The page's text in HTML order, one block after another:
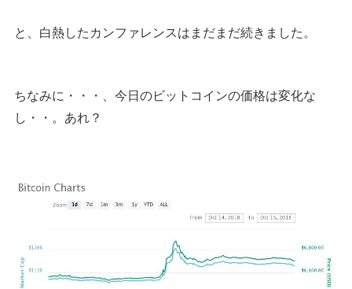
と、白熱したカンファレンスはまだまだ続きました。
ちなみに・・・、今日のビットコインの価格は変化な
し・・。あれ？